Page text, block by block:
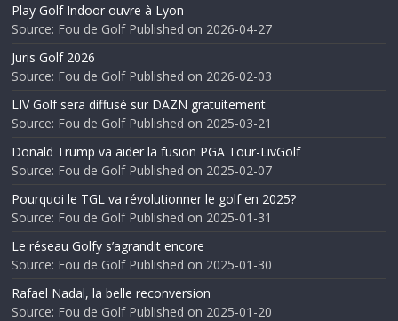
Play Golf Indoor ouvre à Lyon
Source: Fou de Golf Published on 2026-04-27
Juris Golf 2026
Source: Fou de Golf Published on 2026-02-03
LIV Golf sera diffusé sur DAZN gratuitement
Source: Fou de Golf Published on 2025-03-21
Donald Trump va aider la fusion PGA Tour-LivGolf
Source: Fou de Golf Published on 2025-02-07
Pourquoi le TGL va révolutionner le golf en 2025?
Source: Fou de Golf Published on 2025-01-31
Le réseau Golfy s’agrandit encore
Source: Fou de Golf Published on 2025-01-30
Rafael Nadal, la belle reconversion
Source: Fou de Golf Published on 2025-01-20